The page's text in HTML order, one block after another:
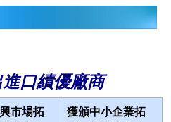
進口績優廠商
市場拓
獲頒中小企業拓